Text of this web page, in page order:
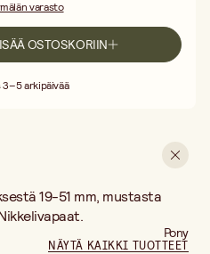
varasto
OSTOSKORIIN
arkipäivää
19-51 mm, mustasta
Pony
NÄYTÄ KAIKKI TUOTTEET